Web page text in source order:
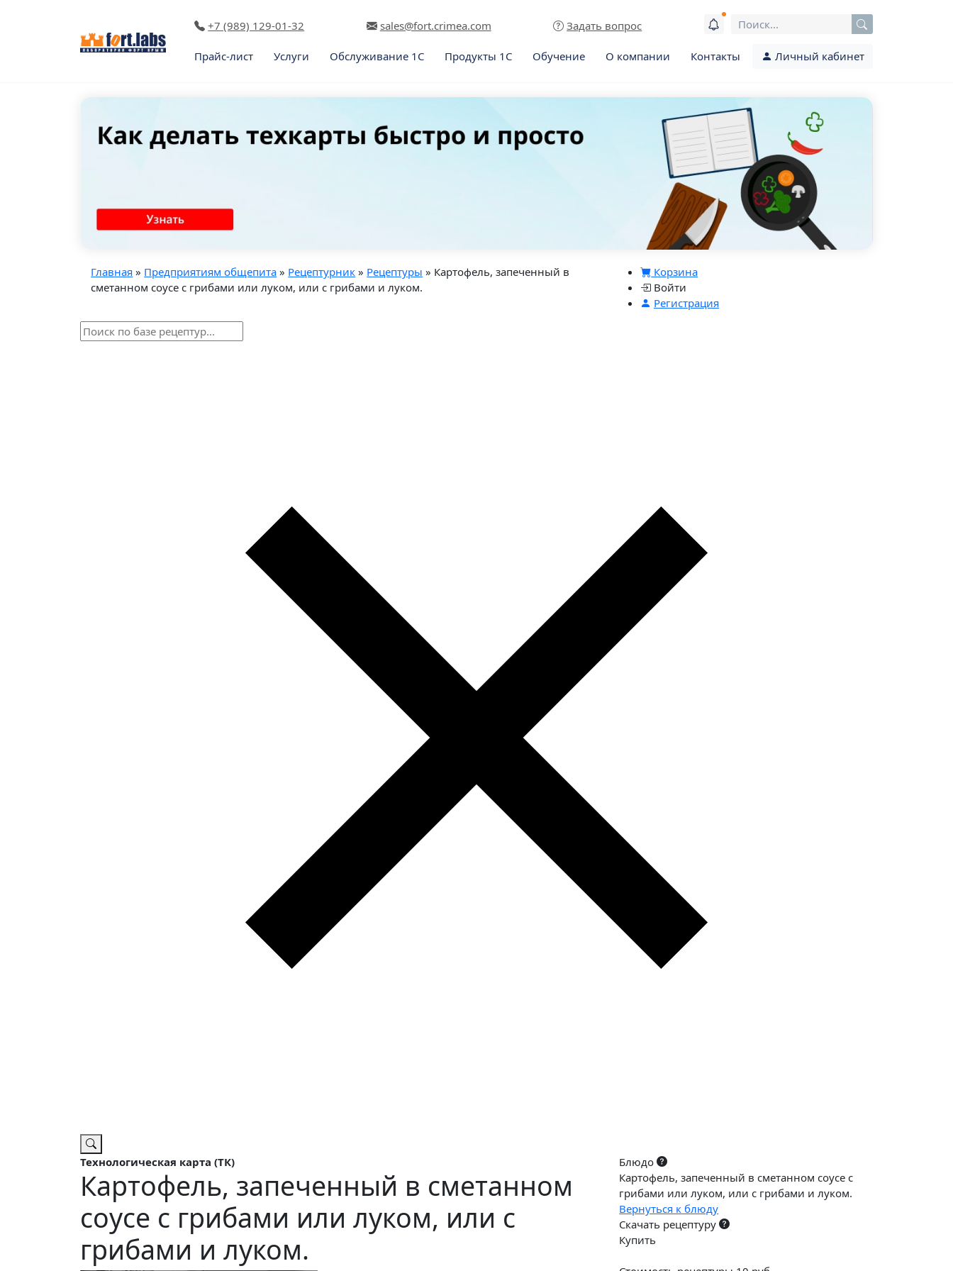
+7 (989) 129-01-32 sales@fort.crimea.com Задать вопрос
Прайс-лист Услуги Обслуживание 1С Продукты 1С Обучение О компании Контакты Личный кабинет
Главная » Предприятиям общепита » Рецептурник » Рецептуры » Картофель, запеченный в
сметанном соусе с грибами или луком, или с грибами и луком.
Корзина
Войти
Регистрация
Блюдо
Картофель, запеченный в сметанном соусе с
грибами или луком, или с грибами и луком.
Вернуться к блюду
Скачать рецептуру
Купить
Технологическая карта (ТК)
Картофель, запеченный в сметанном
соусе с грибами или луком, или с
грибами и луком.